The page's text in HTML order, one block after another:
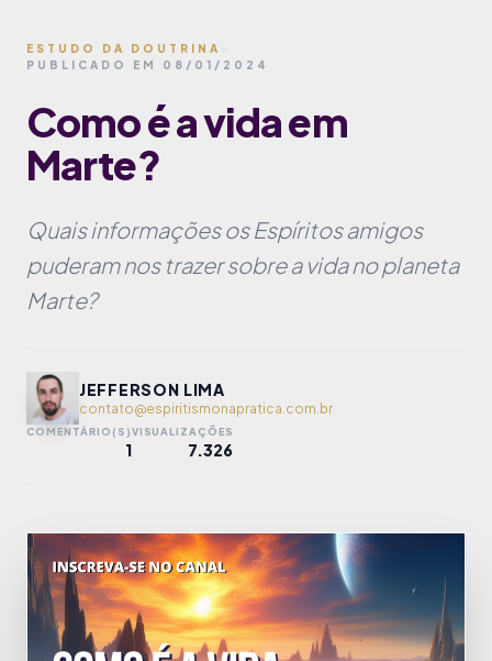
ESTUDO DA DOUTRINA
PUBLICADO EM 08/01/2024
Como é a vida em
Marte?
Quais informações os Espíritos amigos
puderam nos trazer sobre a vida no planeta
Marte?
JEFFERSON LIMA
contato@espiritismonapratica.com.br
COMENTÁRIO(S)
1
VISUALIZAÇÕES
7.326